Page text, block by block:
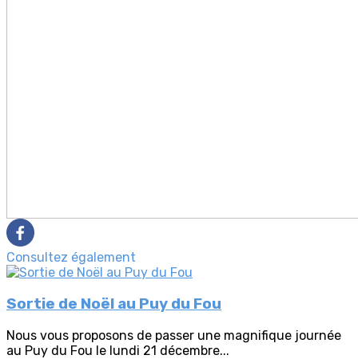
Consultez également
Sortie de Noël au Puy du Fou
Nous vous proposons de passer une magnifique journée
au Puy du Fou le lundi 21 décembre...